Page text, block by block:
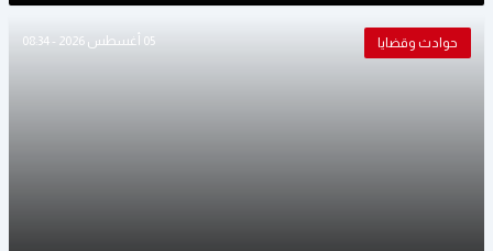
حوادث وقضايا 05 أغسطس 2026 - 08:34